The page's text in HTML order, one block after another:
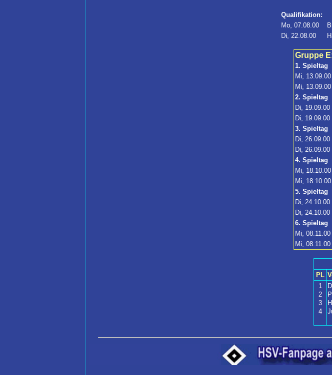
Qualifikation:
Mo, 07.08.00
Di, 22.08.00
Gruppe
1. Spieltag
Mi, 13.09.00
Mi, 13.09.00
2. Spieltag
Di, 19.09.00
Di, 19.09.00
3. Spieltag
Di, 26.09.00
Di, 26.09.00
4. Spieltag
Mi, 18.10.00
Mi, 18.10.00
5. Spieltag
Di, 24.10.00
Di, 24.10.00
6. Spieltag
Mi, 08.11.00
Mi, 08.11.00
PL
1
2
3
4